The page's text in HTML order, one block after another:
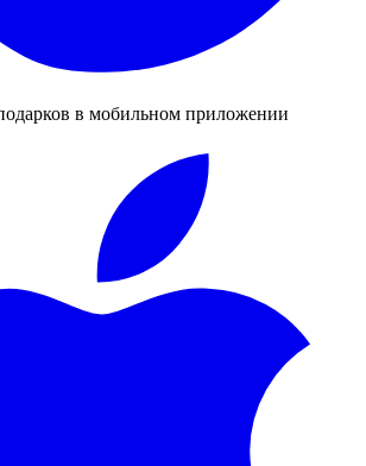
в мобильном приложении